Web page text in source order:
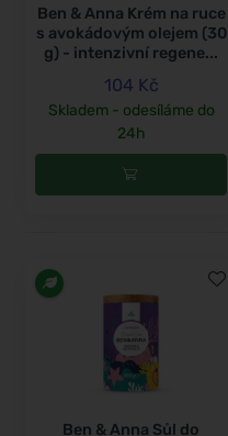
Ben & Anna Krém na ruce
s avokádovým olejem (30
g) - intenzivní regene...
104 Kč
Skladem - odesíláme do
24h
Ben & Anna Sůl do